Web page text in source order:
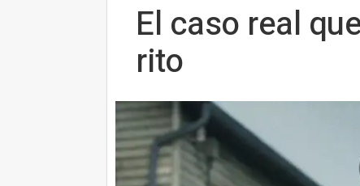
El caso real
rito